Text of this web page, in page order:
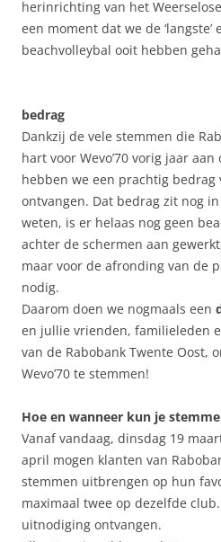
herinrichting van het
een moment dat we de
beachvolleybal ooit hebben
bedrag
Dankzij de vele stemmen die
hart voor Wevo’70 vorig jaar
hebben we een prachtig bedrag
ontvangen. Dat bedrag zit nog
weten, is er helaas nog geen
achter de schermen aan
maar voor de afronding van de
nodig.
Daarom doen we nogmaals een
en jullie vrienden, familieleden
van de Rabobank Twente Oost,
Wevo’70 te stemmen!
Hoe en wanneer kun je
Vanaf vandaag, dinsdag 19
april mogen klanten van
stemmen uitbrengen op hun
maximaal twee op dezelfde
uitnodiging ontvangen.